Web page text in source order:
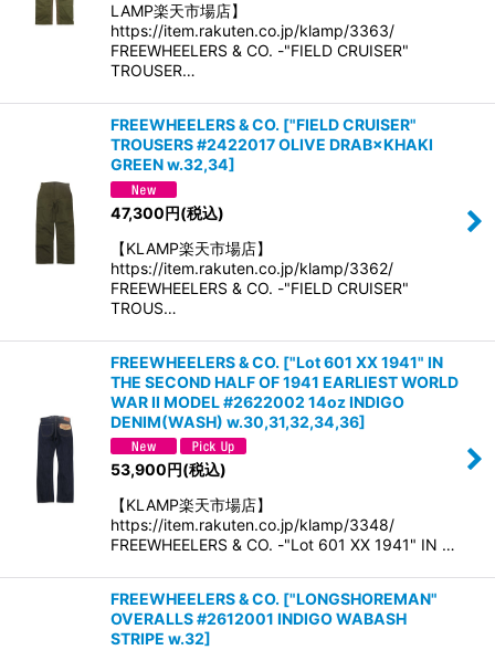
LAMP楽天市場店】
https://item.rakuten.co.jp/klamp/3363/
FREEWHEELERS & CO. -"FIELD CRUISER"
TROUSER…
FREEWHEELERS & CO. ["FIELD CRUISER"
TROUSERS #2422017 OLIVE DRAB×KHAKI
GREEN w.32,34]
47,300円(税込)
【KLAMP楽天市場店】
https://item.rakuten.co.jp/klamp/3362/
FREEWHEELERS & CO. -"FIELD CRUISER"
TROUS…
FREEWHEELERS & CO. ["Lot 601 XX 1941" IN
THE SECOND HALF OF 1941 EARLIEST WORLD
WAR II MODEL #2622002 14oz INDIGO
DENIM(WASH) w.30,31,32,34,36]
53,900円(税込)
【KLAMP楽天市場店】
https://item.rakuten.co.jp/klamp/3348/
FREEWHEELERS & CO. -"Lot 601 XX 1941" IN …
FREEWHEELERS & CO. ["LONGSHOREMAN"
OVERALLS #2612001 INDIGO WABASH
STRIPE w.32]